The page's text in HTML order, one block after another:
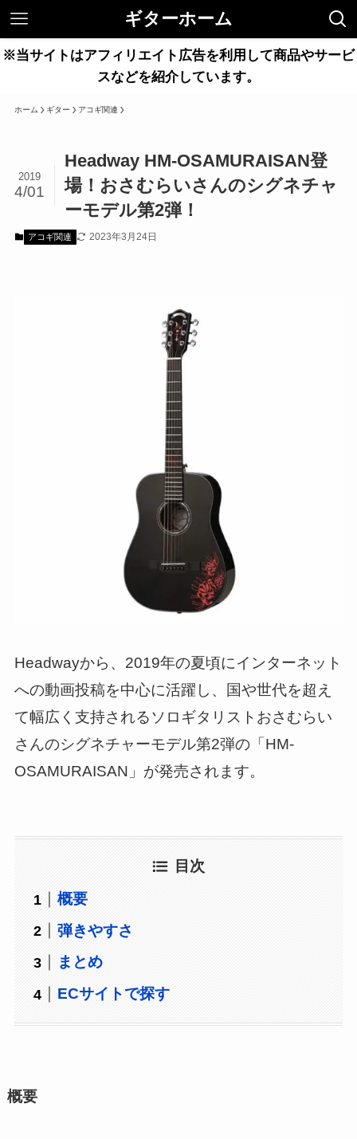
ギターホーム
※当サイトはアフィリエイト広告を利用して商品やサービ
スなどを紹介しています。
ホーム ギター アコギ関連
Headway HM-OSAMURAISAN登
場！おさむらいさんのシグネチャ
ーモデル第2弾！
2019
4/01
アコギ関連 2023年3月24日
Headwayから、2019年の夏頃にインターネット
への動画投稿を中心に活躍し、国や世代を超え
て幅広く支持されるソロギタリストおさむらい
さんのシグネチャーモデル第2弾の「HM-
OSAMURAISAN」が発売されます。
目次
概要
弾きやすさ
まとめ
ECサイトで探す
概要